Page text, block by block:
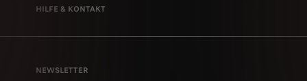
HILFE & KONTAKT
NEWSLETTER